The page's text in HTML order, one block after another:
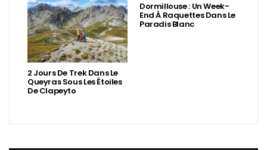
2 Jours De Trek Dans Le
Queyras Sous Les Étoiles
De Clapeyto
Dormillouse : Un Week-
End À Raquettes Dans Le
Paradis Blanc